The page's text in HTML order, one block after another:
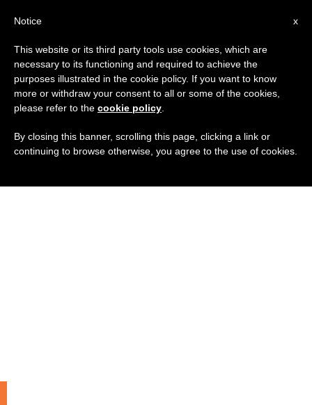
x
Notice
This website or its third party tools use cookies, which are
necessary to its functioning and required to achieve the
purposes illustrated in the cookie policy. If you want to know
more or withdraw your consent to all or some of the cookies,
please refer to the cookie policy
By closing this banner, scrolling this page, clicking a link or
continuing to browse otherwise, you agree to the use of cookies.